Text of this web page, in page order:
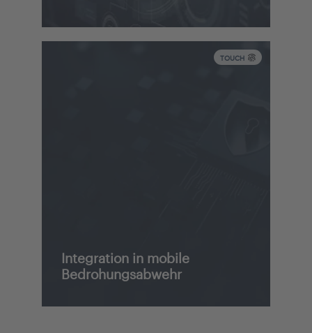
TOUCH
Integration in mobile
Bedrohungsabwehr